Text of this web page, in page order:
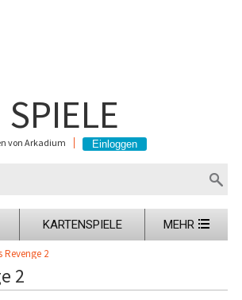
SPIELE
von Arkadium
KARTENSPIELE MEHR
Revenge 2
2